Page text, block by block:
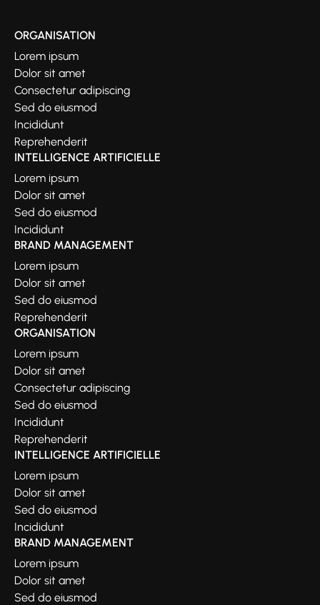
ORGANISATION
Lorem ipsum
Dolor sit amet
Consectetur adipiscing
Sed do eiusmod
Incididunt
Reprehenderit
INTELLIGENCE ARTIFICIELLE
Lorem ipsum
Dolor sit amet
Sed do eiusmod
Incididunt
BRAND MANAGEMENT
Lorem ipsum
Dolor sit amet
Sed do eiusmod
Reprehenderit
ORGANISATION
Lorem ipsum
Dolor sit amet
Consectetur adipiscing
Sed do eiusmod
Incididunt
Reprehenderit
INTELLIGENCE ARTIFICIELLE
Lorem ipsum
Dolor sit amet
Sed do eiusmod
Incididunt
BRAND MANAGEMENT
Lorem ipsum
Dolor sit amet
Sed do eiusmod